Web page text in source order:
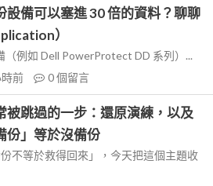
設備可以塞進 30 倍的資料？聊聊
）
例如 Dell PowerProtect DD 系列）...
前 0個留言
被跳過的一步：還原演練，以及
份」等於沒備份
不等於救得回來」，今天把這個主題收